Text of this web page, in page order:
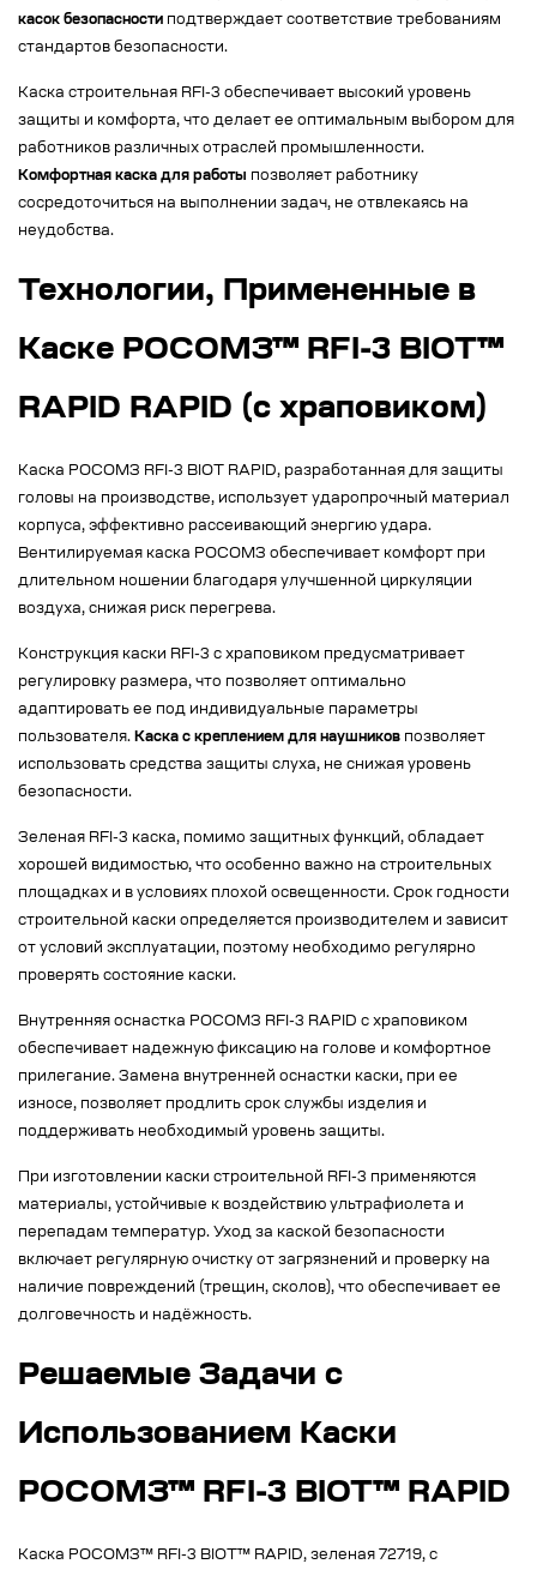
касок безопасности подтверждает соответствие требованиям
стандартов безопасности.
Каска строительная RFI-3 обеспечивает высокий уровень
защиты и комфорта, что делает ее оптимальным выбором для
работников различных отраслей промышленности.
Комфортная каска для работы позволяет работнику
сосредоточиться на выполнении задач, не отвлекаясь на
неудобства.
Технологии, Примененные в
Каске РОСОМЗ™ RFI-3 BIOT™
RAPID RAPID (с храповиком)
Каска РОСОМЗ RFI-3 BIOT RAPID, разработанная для защиты
головы на производстве, использует ударопрочный материал
корпуса, эффективно рассеивающий энергию удара.
Вентилируемая каска РОСОМЗ обеспечивает комфорт при
длительном ношении благодаря улучшенной циркуляции
воздуха, снижая риск перегрева.
Конструкция каски RFI-3 с храповиком предусматривает
регулировку размера, что позволяет оптимально
адаптировать ее под индивидуальные параметры
пользователя. Каска с креплением для наушников позволяет
использовать средства защиты слуха, не снижая уровень
безопасности.
Зеленая RFI-3 каска, помимо защитных функций, обладает
хорошей видимостью, что особенно важно на строительных
площадках и в условиях плохой освещенности. Срок годности
строительной каски определяется производителем и зависит
от условий эксплуатации, поэтому необходимо регулярно
проверять состояние каски.
Внутренняя оснастка РОСОМЗ RFI-3 RAPID с храповиком
обеспечивает надежную фиксацию на голове и комфортное
прилегание. Замена внутренней оснастки каски, при ее
износе, позволяет продлить срок службы изделия и
поддерживать необходимый уровень защиты.
При изготовлении каски строительной RFI-3 применяются
материалы, устойчивые к воздействию ультрафиолета и
перепадам температур. Уход за каской безопасности
включает регулярную очистку от загрязнений и проверку на
наличие повреждений (трещин, сколов), что обеспечивает ее
долговечность и надёжность.
Решаемые Задачи с
Использованием Каски
РОСОМЗ™ RFI-3 BIOT™ RAPID
Каска РОСОМЗ™ RFI-3 BIOT™ RAPID, зеленая 72719, с